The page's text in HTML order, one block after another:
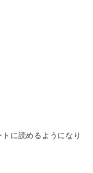
に読めるようになり